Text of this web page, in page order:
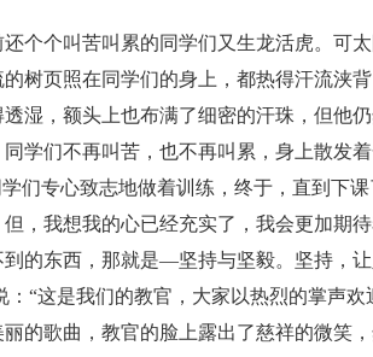
个个叫苦叫累的同学们又生龙活虎。可
树页照在同学们的身上，都热得汗流浃
湿，额头上也布满了细密的汗珠，但他
学们不再叫苦，也不再叫累，身上散发
专心致志地做着训练，终于，直到下课
，我想我的心已经充实了，我会更加期
的东西，那就是—坚持与坚毅。坚持，
：“这是我们的教官，大家以热烈的掌声欢
的歌曲，教官的脸上露出了慈祥的微笑